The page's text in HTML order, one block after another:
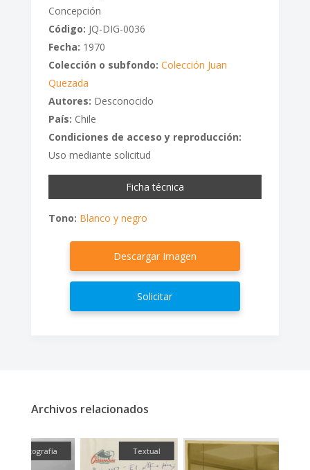
Concepción
Código: JQ-DIG-0036
Fecha: 1970
Colección o subfondo: Colección Juan
Quezada
Autores: Desconocido
País: Chile
Condiciones de acceso y reproducción:
Uso mediante solicitud
Ficha técnica
Tono: Blanco y negro
Descargar Imagen
Solicitar
Archivos relacionados
Textual Fotografía